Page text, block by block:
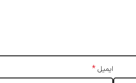
ایمیل*